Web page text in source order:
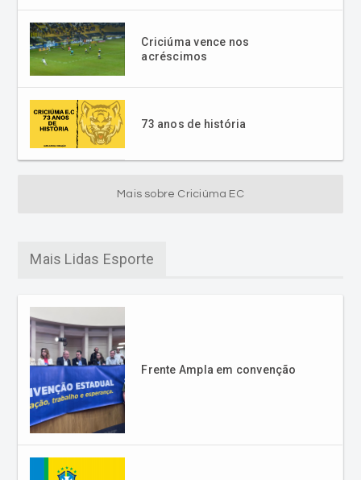
Criciúma vence nos
acréscimos
73 anos de história
Mais sobre Criciúma EC
Mais Lidas Esporte
Frente Ampla em convenção